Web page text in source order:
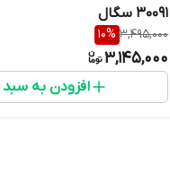
30091 سگال
3,495,000
10%
3,145,000
افزودن به سبد